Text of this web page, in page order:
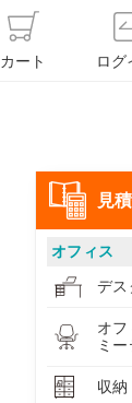
カート ログ
⾒
オフィス
デス
オフ
ミ
収納